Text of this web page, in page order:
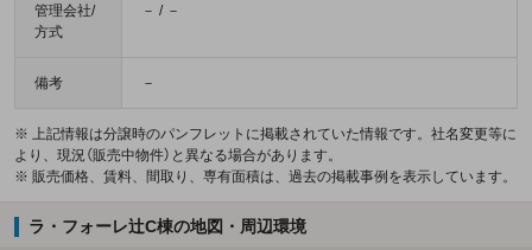
管理会社/
方式
－ / －
備考 －
※ 上記情報は分譲時のパンフレットに掲載されていた情報です。社名変更等に
より、現況（販売中物件）と異なる場合があります。
※ 販売価格、賃料、間取り、専有面積は、過去の掲載事例を表示しています。
ラ・フォーレ辻C棟の地図・周辺環境